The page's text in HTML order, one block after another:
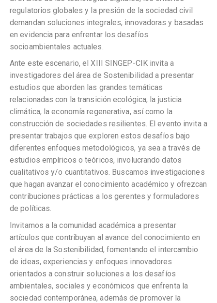
regulatorios globales y la presión de la sociedad civil
demandan soluciones integrales, innovadoras y basadas
en evidencia para enfrentar los desafíos
socioambientales actuales.
Ante este escenario, el XIII SINGEP-CIK invita a
investigadores del área de Sostenibilidad a presentar
estudios que aborden las grandes temáticas
relacionadas con la transición ecológica, la justicia
climática, la economía regenerativa, así como la
construcción de sociedades resilientes. El evento invita a
presentar trabajos que exploren estos desafíos bajo
diferentes enfoques metodológicos, ya sea a través de
estudios empíricos o teóricos, involucrando datos
cualitativos y/o cuantitativos. Buscamos investigaciones
que hagan avanzar el conocimiento académico y ofrezcan
contribuciones prácticas a los gerentes y formuladores
de políticas.
Invitamos a la comunidad académica a presentar
artículos que contribuyan al avance del conocimiento en
el área de la Sostenibilidad, fomentando el intercambio
de ideas, experiencias y enfoques innovadores
orientados a construir soluciones a los desafíos
ambientales, sociales y económicos que enfrenta la
sociedad contemporánea, además de promover la